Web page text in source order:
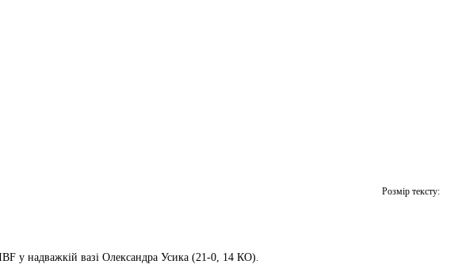
Розмір тексту:
у надважкій вазі Олександра Усика (21-0, 14 КО).